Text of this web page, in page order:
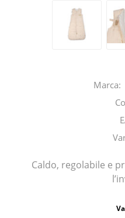
Marca:
Caldo, regolabile e